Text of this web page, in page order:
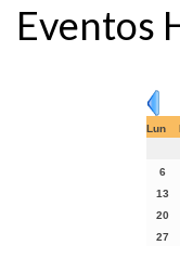
Eventos
Lun
6
13
20
27